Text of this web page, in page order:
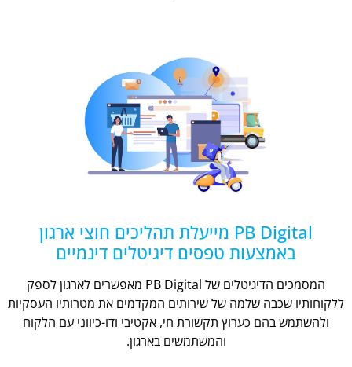
PB Digital מייעלת תהליכים חוצי ארגון
באמצעות טפסים דיגיטלים דינמיים
המסמכים הדיגיטלים של PB Digital מאפשרים לארגון לספק
ללקוחותיו שכבה שלמה של שירותים המקדמים את מטרותיו העסקיות
ולהשתמש בהם כערוץ תקשורת חי, אקטיבי ודו-כיווני עם הלקוח
והמשתמשים בארגון.